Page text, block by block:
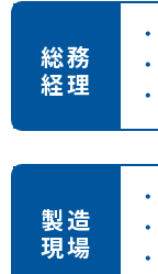
総務
経理
製造
現場